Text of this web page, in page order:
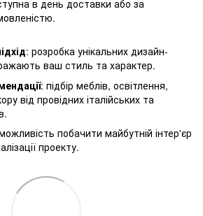
в день доставки або за
: розробка унікальних дизайн-
ваш стиль та характер.
: підбір меблів, освітлення,
від провідних італійських та
побачити майбутній інтер'єр
проекту.